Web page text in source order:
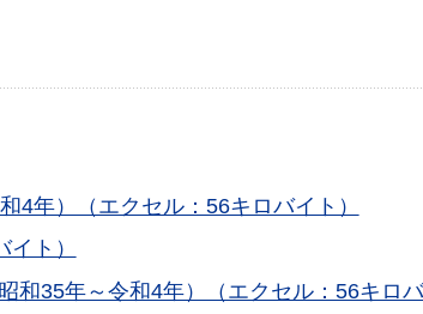
4年）（エクセル：56キロバイト）
ト）
和35年～令和4年）（エクセル：56キロ